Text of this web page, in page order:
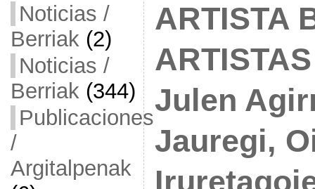
Noticias /
Berriak(2)
Noticias /
Berriak(344)
Publicaciones
/
Argitalpenak
ARTISTA
Julen
Jauregi,